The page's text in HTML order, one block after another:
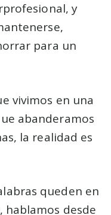
y
para un
vivimos en una
abanderamos
la realidad es
queden en
hablamos desde